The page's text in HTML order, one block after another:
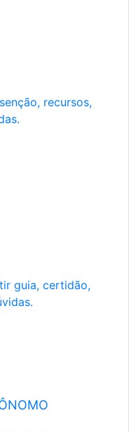
recursos,
guia, certidão,